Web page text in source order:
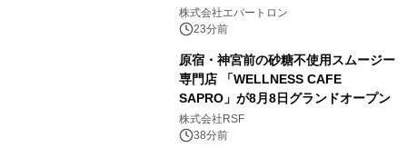
フォトミクスが切り拓く新しい科学の
地平」を開催
株式会社エバートロン
23分前
原宿・神宮前の砂糖不使用スムージー
専門店 「WELLNESS CAFE
SAPRO」が8月8日グランドオープン
株式会社RSF
38分前